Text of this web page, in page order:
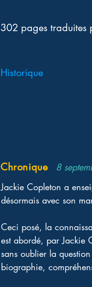
302 pages traduites
Historique
Chronique
8
Jackie Copleton a
désormais avec son
Ceci posé, la
est abordé, par Jackie
sans oublier la
biographie,